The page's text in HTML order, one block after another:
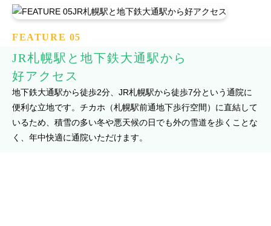
FEATURE 05
JR札幌駅と地下鉄大通駅から
好アクセス
地下鉄大通駅から徒歩2分、JR札幌駅から徒歩7分という通院に
便利な立地です。チカホ（札幌駅前通地下歩行空間）に直結して
いるため、積雪の多い冬や悪天候の日でも外の雪道を歩くことな
く、年中快適に通院いただけます。